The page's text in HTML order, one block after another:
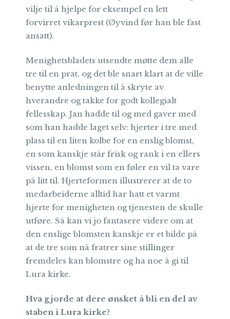
vilje til å hjelpe for eksempel en lett
forvirret vikarprest (Øyvind før han ble fast
ansatt).
Menighetsbladets utsendte møtte dem alle
tre til en prat, og det ble snart klart at de ville
benytte anledningen til å skryte av
hverandre og takke for godt kollegialt
fellesskap. Jan hadde til og med gaver med
som han hadde laget selv: hjerter i tre med
plass til en liten kolbe for en enslig blomst,
en som kanskje står frisk og rank i en ellers
vissen, en blomst som en føler en vil ta vare
på litt til. Hjerteformen illustrerer at de to
medarbeiderne alltid har hatt et varmt
hjerte for menigheten og tjenesten de skulle
utføre. Så kan vi jo fantasere videre om at
den enslige blomsten kanskje er et bilde på
at de tre som nå fratrer sine stillinger
fremdeles kan blomstre og ha noe å gi til
Lura kirke.
Hva gjorde at dere ønsket å bli en del av
staben i Lura kirke?